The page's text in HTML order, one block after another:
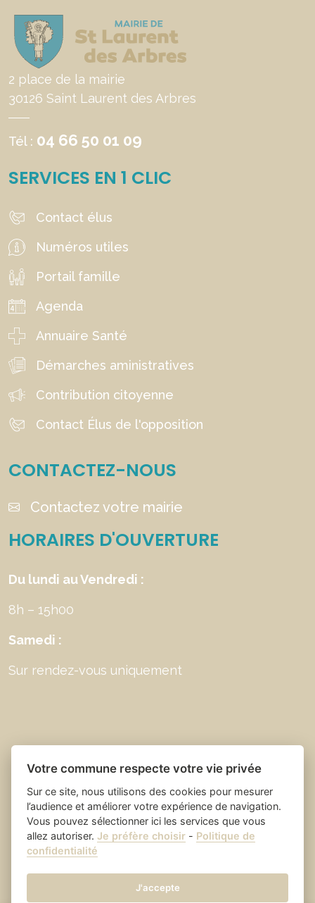
2 place de la mairie
30126 Saint Laurent des Arbres
Tél : 04 66 50 01 09
SERVICES EN 1 CLIC
Contact élus
Numéros utiles
Portail famille
Agenda
Annuaire Santé
Démarches aministratives
Contribution citoyenne
Contact Élus de l'opposition
CONTACTEZ-NOUS
Contactez votre mairie
HORAIRES D'OUVERTURE
Du lundi au Vendredi :
8h – 15h00
Samedi :
Sur rendez-vous uniquement
Place du village la solution web
et appli des collectivités
- Saint Laurent
Mentions légales-- Gestion des cookies
Votre commune respecte votre vie privée
Sur ce site, nous utilisons des cookies pour mesurer
l’audience et améliorer votre expérience de navigation.
Vous pouvez sélectionner ici les services que vous
allez autoriser.Je préfère choisir - Politique de
confidentialité
J'accepte